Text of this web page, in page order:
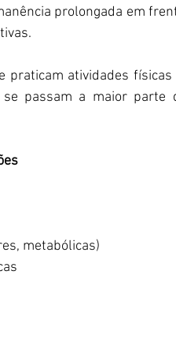
prolongada em
praticam atividades
passam a maior parte
metabólicas)